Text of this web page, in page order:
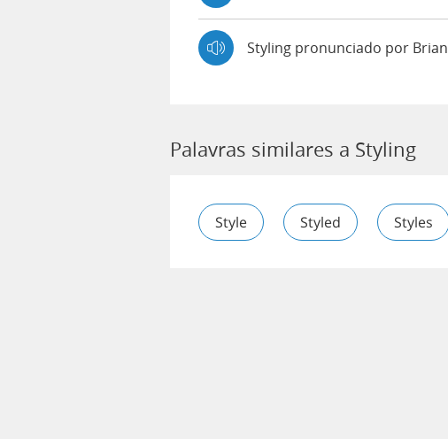
Styling pronunciado por Brian
Palavras similares a Styling
Style Styled Styles